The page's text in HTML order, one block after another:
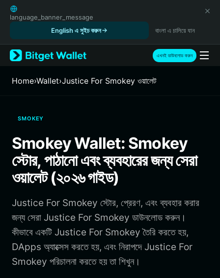
English
日本語
Русский
Español (Latinoamérica)
Türkçe
Italiano
繁體中文
Português (Portugal)
Bahasa Indonesia
ภาษาไทย
Português (Brasil)
Español (Argentina)
language_banner_message
English এ সুইচ করুন
বাংলা এ চালিয়ে যান
এখনই ডাউনলোড করুন
Home›Wallet›Justice For Smokey ওয়ালেট
SMOKEY
Smokey Wallet: Smokey
স্টোর, পাঠানো এবং ব্যবহারের জন্য সেরা
ওয়ালেট (২০২৬ গাইড)
Justice For Smokey স্টোর, প্রেরণ, এবং ব্যবহার করার
জন্য সেরা Justice For Smokey ডাউনলোড করুন।
কীভাবে একটি Justice For Smokey তৈরি করতে হয়,
DApps অ্যাক্সেস করতে হয়, এবং নিরাপদে Justice For
Smokey পরিচালনা করতে হয় তা শিখুন।